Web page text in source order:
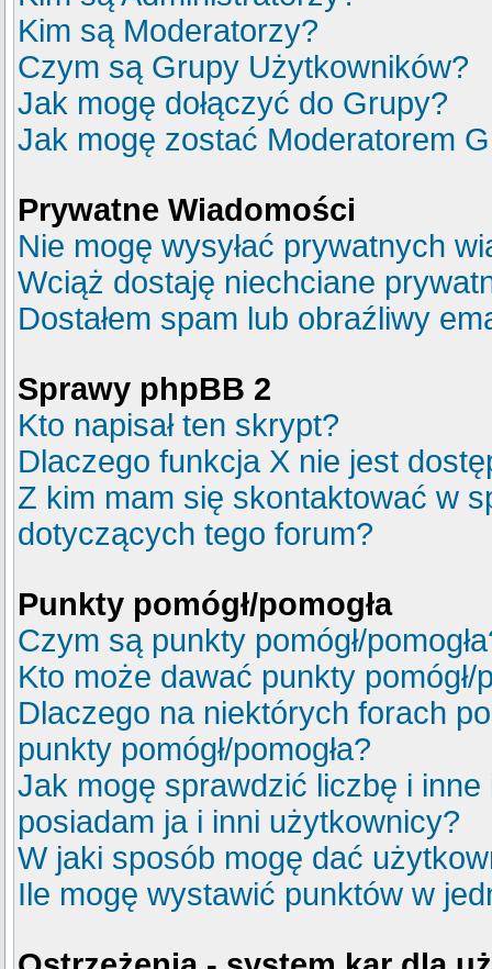
Kim są Moderatorzy?
Czym są Grupy Użytkowników?
Jak mogę dołączyć do Grupy?
Jak mogę zostać Moderatorem
Prywatne Wiadomości
Nie mogę wysyłać prywatnych
Wciąż dostaję niechciane
Dostałem spam lub obraźliwy
Sprawy phpBB 2
Kto napisał ten skrypt?
Dlaczego funkcja X nie jest
Z kim mam się skontaktować w
dotyczących tego forum?
Punkty pomógł/pomogła
Czym są punkty pomógł/
Kto może dawać punkty pomógł/
Dlaczego na niektórych forach
punkty pomógł/pomogła?
Jak mogę sprawdzić liczbę i
posiadam ja i inni użytkownicy?
W jaki sposób mogę dać
Ile mogę wystawić punktów w